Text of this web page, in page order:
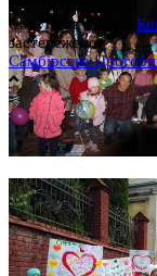
Copyright © 2026
застережено.
Самбірсько-